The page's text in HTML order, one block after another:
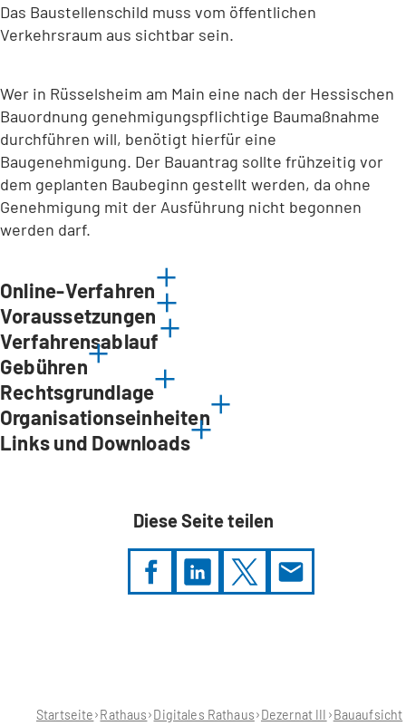
Das Baustellenschild muss vom öffentlichen
Verkehrsraum aus sichtbar sein.
Wer in Rüsselsheim am Main eine nach der Hessischen
Bauordnung genehmigungspflichtige Baumaßnahme
durchführen will, benötigt hierfür eine
Baugenehmigung. Der Bauantrag sollte frühzeitig vor
dem geplanten Baubeginn gestellt werden, da ohne
Genehmigung mit der Ausführung nicht begonnen
werden darf.
Online-Verfahren
Voraussetzungen
Verfahrensablauf
Gebühren
Rechtsgrundlage
Organisationseinheiten
Links und Downloads
Diese Seite teilen
hier:Startseite Rathaus Digitales Rathaus Dezernat III Bauaufsicht